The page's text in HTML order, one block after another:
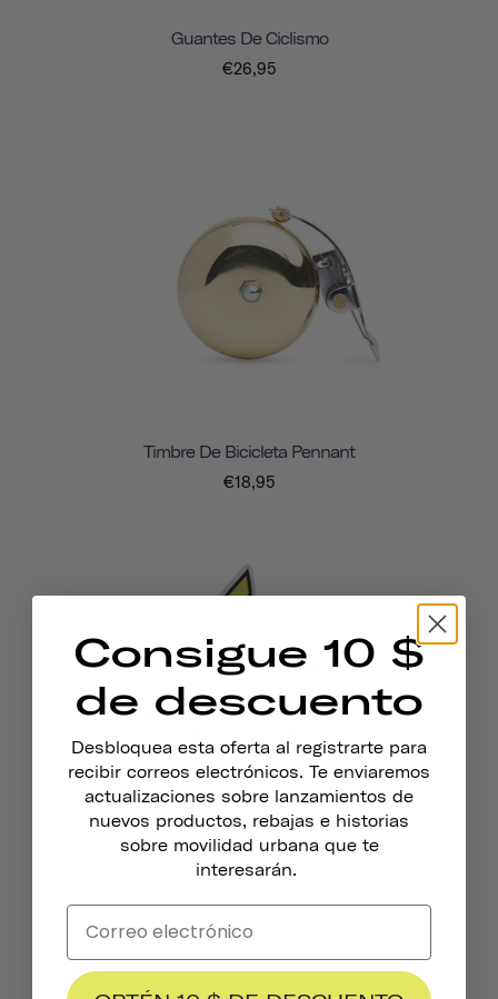
Guantes De Ciclismo
€26,95
Timbre De Bicicleta Pennant
€18,95
Adhesivos Reflectantes
Consigue 10 $
de descuento
Desbloquea esta oferta al registrarte para
recibir correos electrónicos. Te enviaremos
actualizaciones sobre lanzamientos de
nuevos productos, rebajas e historias
sobre movilidad urbana que te
interesarán.